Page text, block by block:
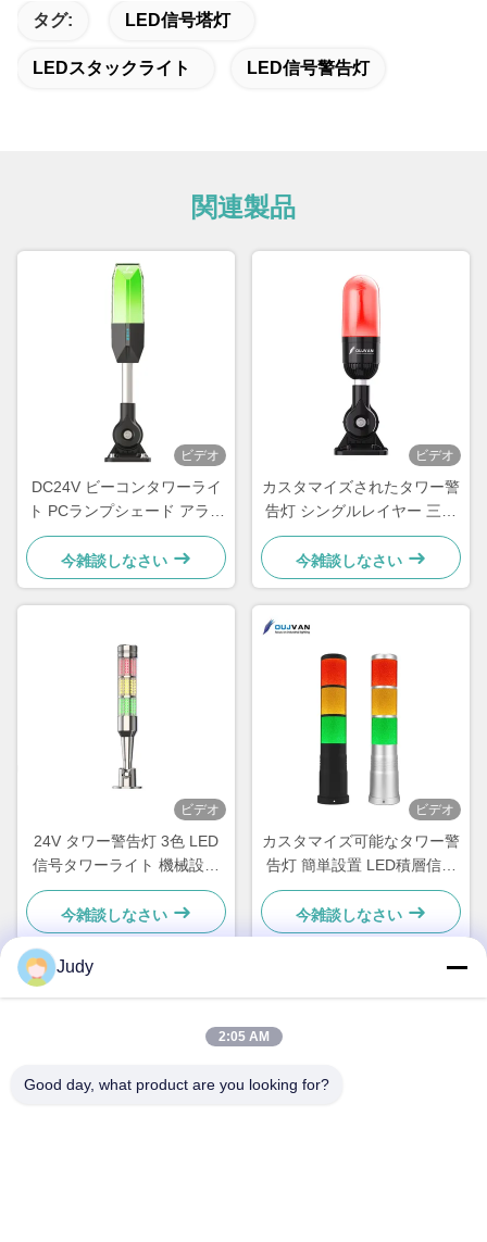
タグ: LED信号塔灯
LEDスタックライト LED信号警告灯
関連製品
ビデオ
DC24V ビーコンタワーライ
ト PCランプシェード アラー
ム信号インジケーター警告
今雑談しなさい
ビデオ
カスタマイズされたタワー警
告灯 シングルレイヤー 三色
LED 信号タワーライト
今雑談しなさい
ビデオ
24V タワー警告灯 3色 LED
信号タワーライト 機械設備
インジケーター用
今雑談しなさい
ビデオ
カスタマイズ可能なタワー警
告灯 簡単設置 LED積層信号
灯 IP54定格
今雑談しなさい
住所
Judy
2:05 AM
Good day, what product are you looking for?